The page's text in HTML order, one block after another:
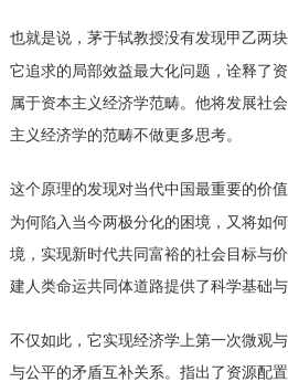
也就是说，茅于轼教授没有发现甲乙两
它追求的局部效益最大化问题，诠释了
属于资本主义经济学范畴。他将发展社
主义经济学的范畴不做更多思考。
这个原理的发现对当代中国最重要的价
为何陷入当今两极分化的困境，又将如
境，实现新时代共同富裕的社会目标与
建人类命运共同体道路提供了科学基础与
不仅如此，它实现经济学上第一次微观
与公平的矛盾互补关系。指出了资源配